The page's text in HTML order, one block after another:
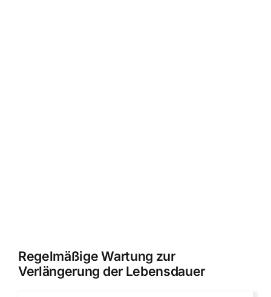
Regelmäßige Wartung zur
Verlängerung der Lebensdauer